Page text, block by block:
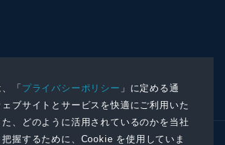
「プライバシーポリシー 」に定める通
ェブサイトとサービスを快適にご利用いた
た、どのように活用されているのかを当社
握するために、Cookie を使用していま